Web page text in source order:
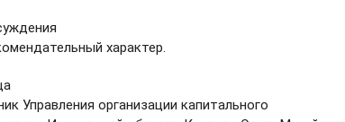
характер.
Управления организации капитального